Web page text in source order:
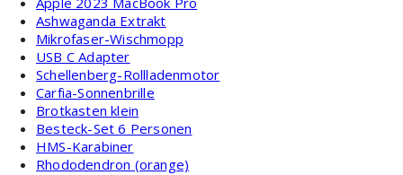
Ashwaganda Extrakt
Mikrofaser-Wischmopp
USB C Adapter
Schellenberg-Rollladenmotor
Carfia-Sonnenbrille
Brotkasten klein
Besteck-Set 6 Personen
HMS-Karabiner
Rhododendron (orange)